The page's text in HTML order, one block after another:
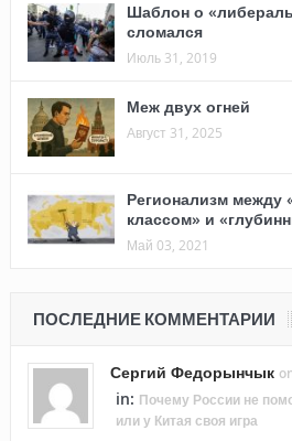
Шаблон о
сломался
Июль 31, 2019
Меж двух огней
Август 31, 2025
Регионализм между
классом» и
Май 03, 2021
ПОСЛЕДНИЕ КОММЕНТАРИИ
Сергий Федорынчык
in: Почему России не
или у Китая своя игра